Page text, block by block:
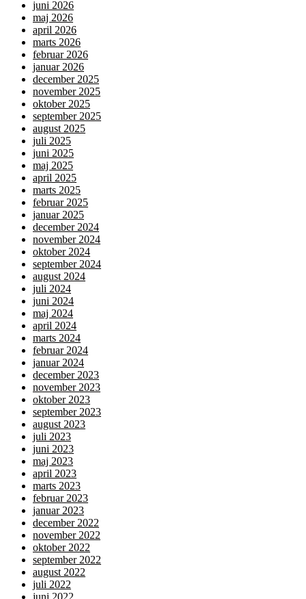
juni 2026
maj 2026
april 2026
marts 2026
februar 2026
januar 2026
december 2025
november 2025
oktober 2025
september 2025
august 2025
juli 2025
juni 2025
maj 2025
april 2025
marts 2025
februar 2025
januar 2025
december 2024
november 2024
oktober 2024
september 2024
august 2024
juli 2024
juni 2024
maj 2024
april 2024
marts 2024
februar 2024
januar 2024
december 2023
november 2023
oktober 2023
september 2023
august 2023
juli 2023
juni 2023
maj 2023
april 2023
marts 2023
februar 2023
januar 2023
december 2022
november 2022
oktober 2022
september 2022
august 2022
juli 2022
juni 2022